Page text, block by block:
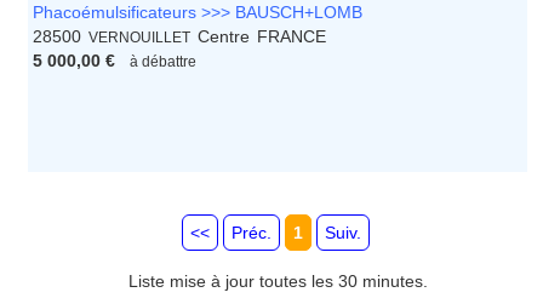
Phacoémulsificateurs >>> BAUSCH+LOMB
28500 VERNOUILLET Centre FRANCE
5 000,00 €
à débattre
<< Préc. 1 Suiv.
Liste mise à jour toutes les 30 minutes.